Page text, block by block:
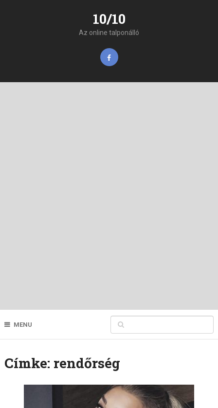
10/10
Az online talponálló
MENU
Címke: rendőrség